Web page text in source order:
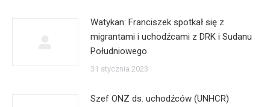
Watykan: Franciszek spotkał się z
migrantami i uchodźcami z DRK i Sudanu
Południowego
31 stycznia 2023
Szef ONZ ds. uchodźców (UNHCR)